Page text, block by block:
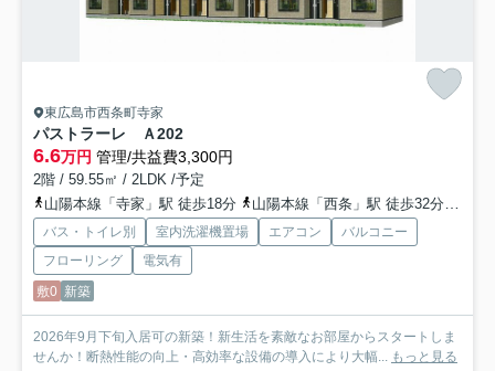
東広島市西条町寺家
パストラーレ Ａ202
6.6万円 管理/共益費3,300円
2階 / 59.55㎡ / 2LDK /予定
山陽本線「寺家」駅 徒歩18分
山陽本線「西条」駅 徒歩32分
バス・トイレ別 室内洗濯機置場 エアコン
バルコニー
フローリング
電気有
敷0 新築
2026年9月下旬入居可の新築！新生活を素敵なお部屋からスタートしま
せんか！断熱性能の向上・高効率な設備の導入により大幅...
もっと見る